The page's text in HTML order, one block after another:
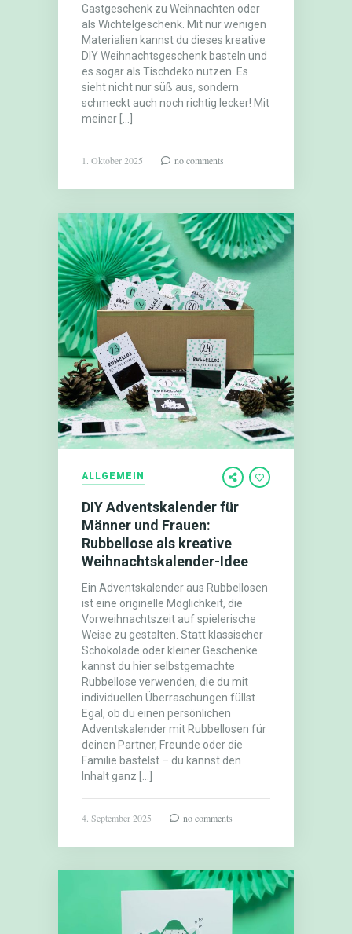
Gastgeschenk zu Weihnachten oder
als Wichtelgeschenk. Mit nur wenigen
Materialien kannst du dieses kreative
DIY Weihnachtsgeschenk basteln und
es sogar als Tischdeko nutzen. Es
sieht nicht nur süß aus, sondern
schmeckt auch noch richtig lecker! Mit
meiner […]
1. Oktober 2025 no comments
ALLGEMEIN
DIY Adventskalender für
Männer und Frauen:
Rubbellose als kreative
Weihnachtskalender-Idee
Ein Adventskalender aus Rubbellosen
ist eine originelle Möglichkeit, die
Vorweihnachtszeit auf spielerische
Weise zu gestalten. Statt klassischer
Schokolade oder kleiner Geschenke
kannst du hier selbstgemachte
Rubbellose verwenden, die du mit
individuellen Überraschungen füllst.
Egal, ob du einen persönlichen
Adventskalender mit Rubbellosen für
deinen Partner, Freunde oder die
Familie bastelst – du kannst den
Inhalt ganz […]
4. September 2025 no comments